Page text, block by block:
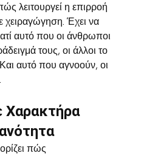
λειτουργεί η επιρροή
χειραγώγηση. Έχει να
αυτό που οι άνθρωποι
τους, οι άλλοι το
αυτό που αγνοούν, οι
Χαρακτήρα
πώς